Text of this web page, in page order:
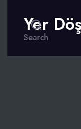
Search
Yer